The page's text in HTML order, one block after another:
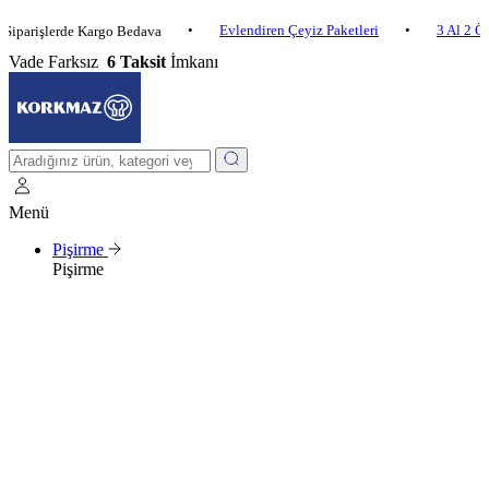
Kargo Bedava • Evlendiren Çeyiz Paketleri • 3 Al 2 Öde •
Vade Farksız 6 Taksit İmkanı
Menü
Pişirme
Pişirme